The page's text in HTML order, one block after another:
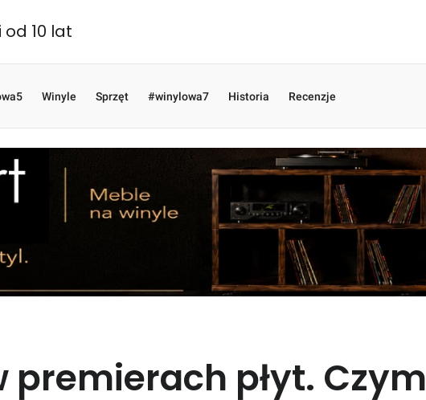
od 10 lat
Winyle Sprzęt #winylowa7 Historia Recenzje
premierach płyt. Czym